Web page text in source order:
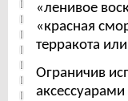
«ленивое
«красная
терракота
Ограничив